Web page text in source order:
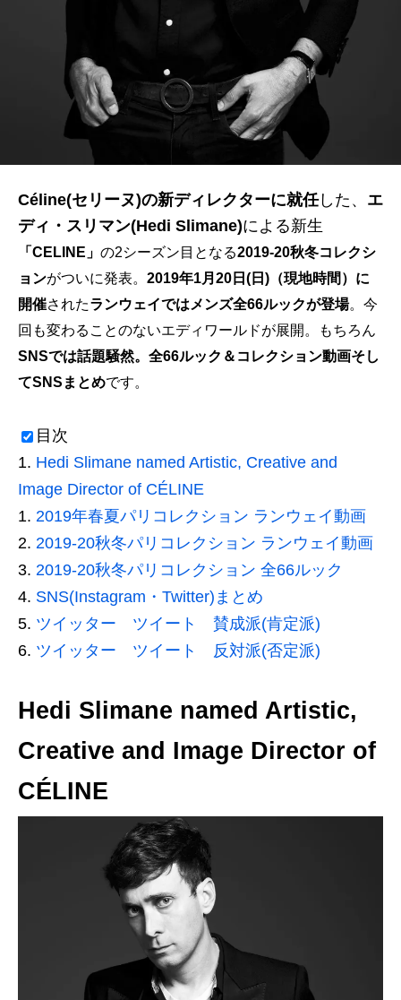
Céline(セリーヌ)の新ディレクターに就任した、 エ
ディ・スリマン(Hedi Slimane)による新生
「CELINE」 の2シーズン目となる2019-20秋冬コレクシ
ョンがついに発表。 2019年1月20日(日)（現地時間）に
開催されたランウェイではメンズ全66ルックが登場。今
回も変わることのないエディワールドが展開。もちろん
SNSでは話題騒然。全66ルック＆コレクション動画そし
てSNSまとめです。
目次
Hedi Slimane named Artistic, Creative and
Image Director of CÉLINE
2019年春夏パリコレクション ランウェイ動画
2019-20秋冬パリコレクション ランウェイ動画
2019-20秋冬パリコレクション 全66ルック
SNS(Instagram・Twitter)まとめ
ツイッター ツイート 賛成派(肯定派)
ツイッター ツイート 反対派(否定派)
Hedi Slimane named Artistic,
Creative and Image Director of
CÉLINE